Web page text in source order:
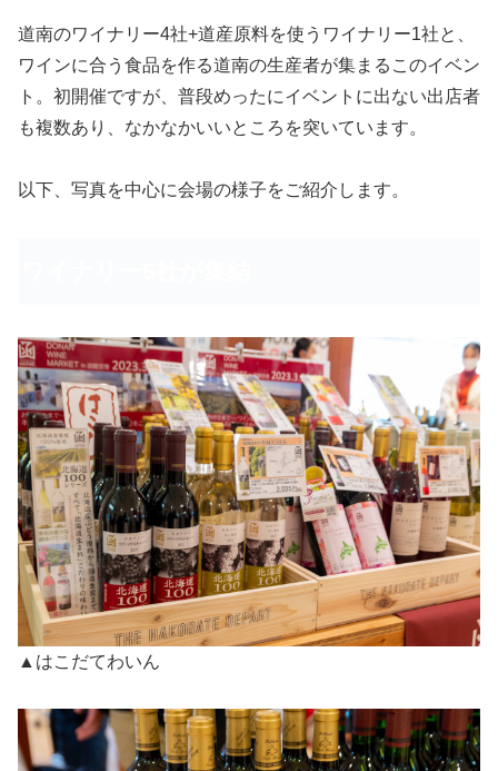
道南のワイナリー4社+道産原料を使うワイナリー1社と、
ワインに合う食品を作る道南の生産者が集まるこのイベン
ト。初開催ですが、普段めったにイベントに出ない出店者
も複数あり、なかなかいいところを突いています。
以下、写真を中心に会場の様子をご紹介します。
▲はこだてわいん